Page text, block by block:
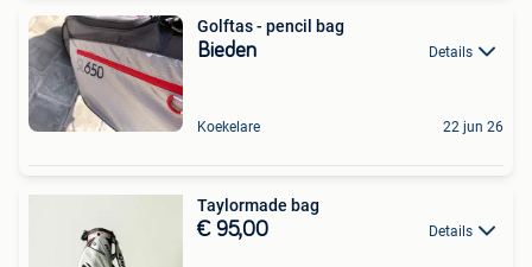
Golftas - pencil bag
Bieden Details
Koekelare 22 jun 26
Taylormade bag
€ 95,00 Details